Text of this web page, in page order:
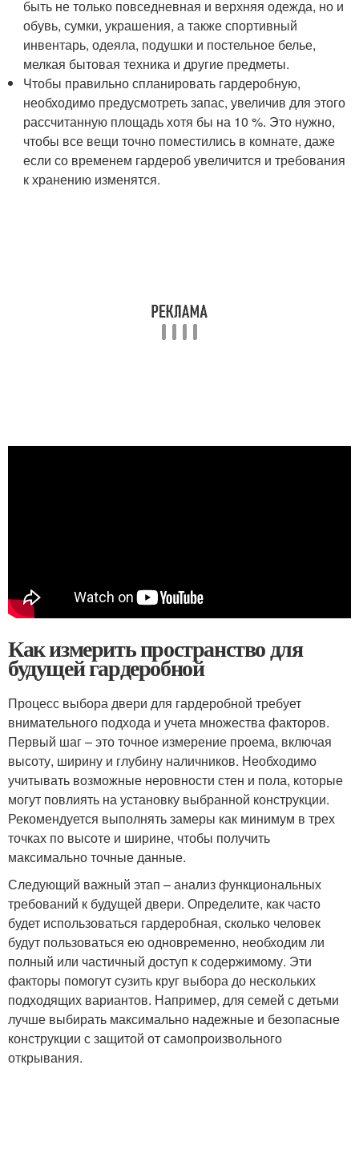
быть не только повседневная и верхняя одежда, но и
обувь, сумки, украшения, а также спортивный
инвентарь, одеяла, подушки и постельное белье,
мелкая бытовая техника и другие предметы.
Чтобы правильно спланировать гардеробную,
необходимо предусмотреть запас, увеличив для этого
рассчитанную площадь хотя бы на 10 %. Это нужно,
чтобы все вещи точно поместились в комнате, даже
если со временем гардероб увеличится и требования
к хранению изменятся.
Как измерить пространство для
будущей гардеробной
Процесс выбора двери для гардеробной требует
внимательного подхода и учета множества факторов.
Первый шаг – это точное измерение проема, включая
высоту, ширину и глубину наличников. Необходимо
учитывать возможные неровности стен и пола, которые
могут повлиять на установку выбранной конструкции.
Рекомендуется выполнять замеры как минимум в трех
точках по высоте и ширине, чтобы получить
максимально точные данные.
Следующий важный этап – анализ функциональных
требований к будущей двери. Определите, как часто
будет использоваться гардеробная, сколько человек
будут пользоваться ею одновременно, необходим ли
полный или частичный доступ к содержимому. Эти
факторы помогут сузить круг выбора до нескольких
подходящих вариантов. Например, для семей с детьми
лучше выбирать максимально надежные и безопасные
конструкции с защитой от самопроизвольного
открывания.